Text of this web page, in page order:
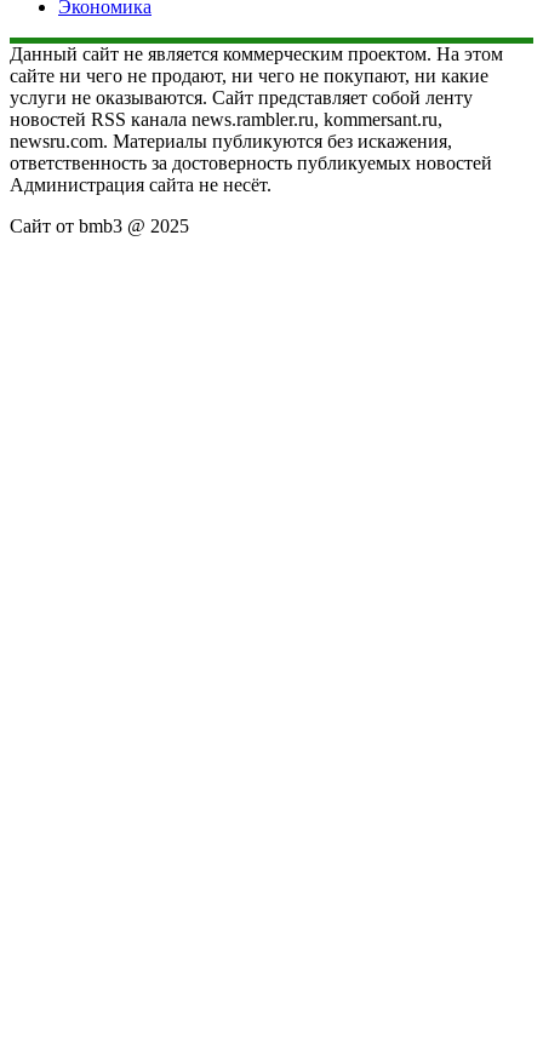
Экономика
Данный сайт не является коммерческим проектом. На этом
сайте ни чего не продают, ни чего не покупают, ни какие
услуги не оказываются. Сайт представляет собой ленту
новостей RSS канала news.rambler.ru, kommersant.ru,
newsru.com. Материалы публикуются без искажения,
ответственность за достоверность публикуемых новостей
Администрация сайта не несёт.
Сайт от bmb3 @ 2025